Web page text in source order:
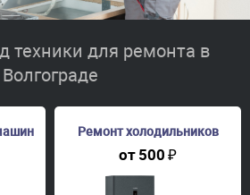
техники для ремонта в
Волгограде
Ремонт холодильников
от500₽